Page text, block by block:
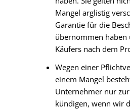
Mangel arglistig
Garantie für die
übernommen haben
Käufers nach dem
Wegen einer
einem Mangel
Unternehmer nur
kündigen, wenn wir